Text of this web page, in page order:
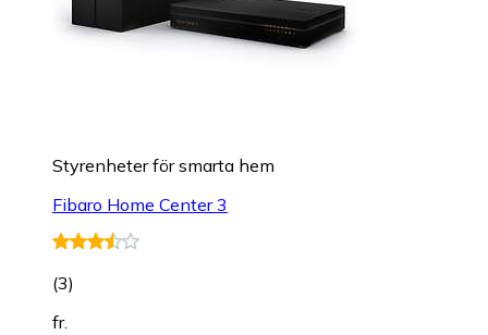
Styrenheter för smarta hem
Fibaro Home Center 3
(3)
fr.